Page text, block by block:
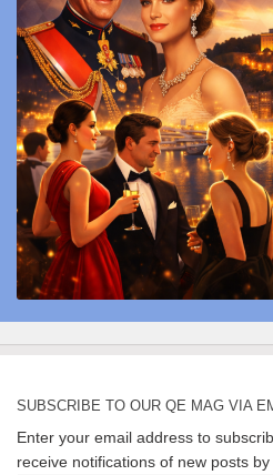
SUBSCRIBE TO OUR QE MAG VIA
Enter your email address to
receive notifications of new posts by